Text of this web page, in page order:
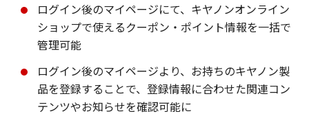
ログイン後のマイページにて、キヤノンオンライン
ショップで使えるクーポン・ポイント情報を一括で
管理可能
ログイン後のマイページより、お持ちのキヤノン製
品を登録することで、登録情報に合わせた関連コン
テンツやお知らせを確認可能に